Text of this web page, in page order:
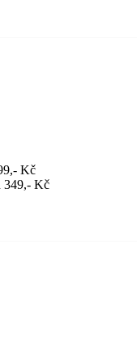
Kč
349,- Kč